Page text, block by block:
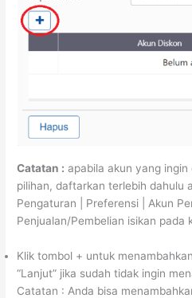
Catatan : apabila akun yang
pilihan, daftarkan terlebih dahulu
Pengaturan | Preferensi | Akun
Penjualan/Pembelian isikan pada
Klik tombol + untuk
“Lanjut” jika sudah tidak ingin
Catatan : Anda bisa